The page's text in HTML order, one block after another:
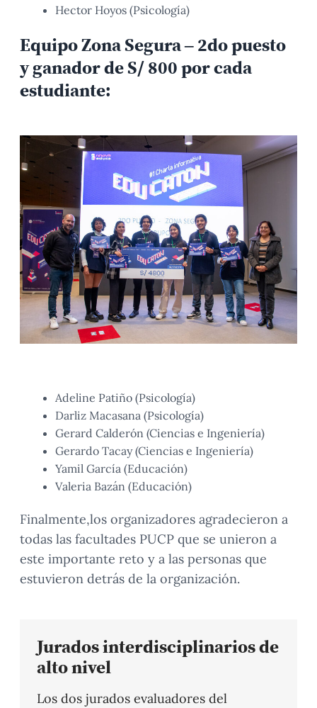
Hector Hoyos (Psicología)
Equipo Zona Segura – 2do puesto
y ganador de S/ 800 por cada
estudiante:
Adeline Patiño (Psicología)
Darliz Macasana (Psicología)
Gerard Calderón (Ciencias e Ingeniería)
Gerardo Tacay (Ciencias e Ingeniería)
Yamil García (Educación)
Valeria Bazán (Educación)
Finalmente,los organizadores agradecieron a
todas las facultades PUCP que se unieron a
este importante reto y a las personas que
estuvieron detrás de la organización.
Jurados interdisciplinarios de
alto nivel
Los dos jurados evaluadores del